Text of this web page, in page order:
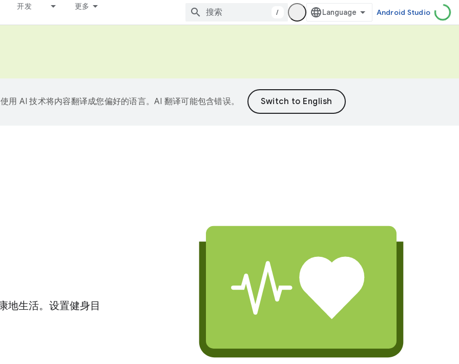
开发 更多
/ Android Studio
用 AI 技术将内容翻译成您偏好的语言。AI 翻译可能包含错误。
地生活。设置健身目